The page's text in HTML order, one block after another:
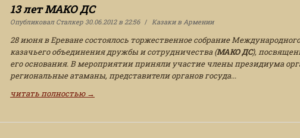
13 лет МАКО ДС
Опубликовал Сталкер 30.06.2012 в 22:56 Казаки в Армении
28 июня в Ереване состоялось торжественное собрание
казачьего объединения дружбы и сотрудничества (МАКО ДС),
его основания. В мероприятии приняли участие члены президиума
региональные атаманы, представители органов госуда...
читать полностью →